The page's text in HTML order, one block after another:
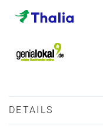
DETAILS